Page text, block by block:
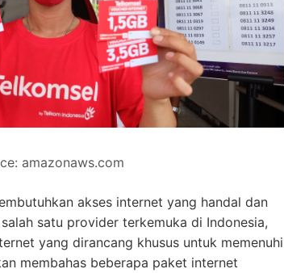
amazonaws.com
akses internet yang handal dan
satu provider terkemuka di Indonesia,
yang dirancang khusus untuk memenuhi
membahas beberapa paket internet